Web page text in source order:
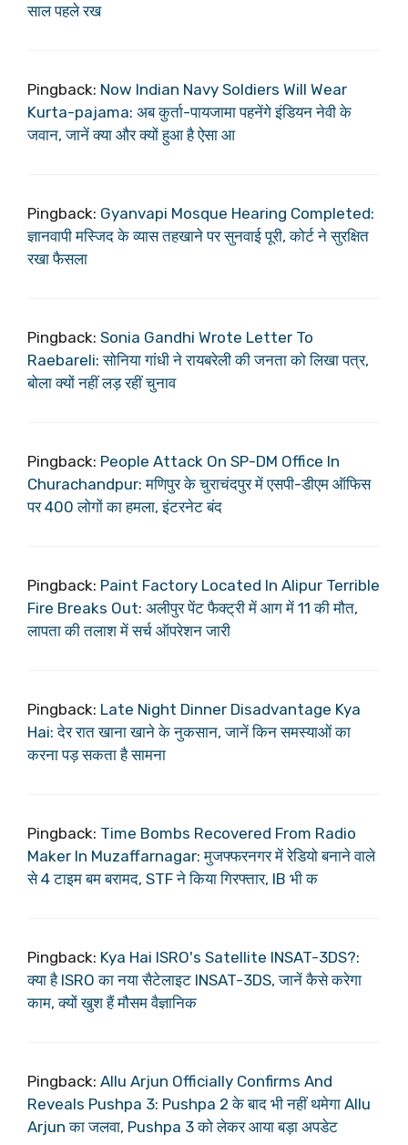
साल पहले रख
Pingback: Now Indian Navy Soldiers Will Wear
Kurta-pajama: अब कुर्ता-पायजामा पहनेंगे इंडियन नेवी के
जवान, जानें क्या और क्यों हुआ है ऐसा आ
Pingback: Gyanvapi Mosque Hearing Completed:
ज्ञानवापी मस्जिद के व्यास तहखाने पर सुनवाई पूरी, कोर्ट ने सुरक्षित
रखा फैसला
Pingback: Sonia Gandhi Wrote Letter To
Raebareli: सोनिया गांधी ने रायबरेली की जनता को लिखा पत्र,
बोला क्यों नहीं लड़ रहीं चुनाव
Pingback: People Attack On SP-DM Office In
Churachandpur: मणिपुर के चुराचंदपुर में एसपी-डीएम ऑफिस
पर 400 लोगों का हमला, इंटरनेट बंद
Pingback: Paint Factory Located In Alipur Terrible
Fire Breaks Out: अलीपुर पेंट फैक्ट्री में आग में 11 की मौत,
लापता की तलाश में सर्च ऑपरेशन जारी
Pingback: Late Night Dinner Disadvantage Kya
Hai: देर रात खाना खाने के नुकसान, जानें किन समस्याओं का
करना पड़ सकता है सामना
Pingback: Time Bombs Recovered From Radio
Maker In Muzaffarnagar: मुजफ्फरनगर में रेडियो बनाने वाले
से 4 टाइम बम बरामद, STF ने किया गिरफ्तार, IB भी क
Pingback: Kya Hai ISRO's Satellite INSAT-3DS?:
क्या है ISRO का नया सैटेलाइट INSAT-3DS, जानें कैसे करेगा
काम, क्यों खुश हैं मौसम वैज्ञानिक
Pingback: Allu Arjun Officially Confirms And
Reveals Pushpa 3: Pushpa 2 के बाद भी नहीं थमेगा Allu
Arjun का जलवा, Pushpa 3 को लेकर आया बड़ा अपडेट